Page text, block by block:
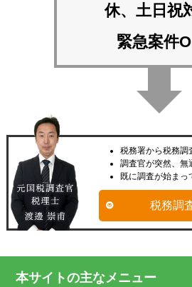
休、土日祝
緊急案件
税務署から税務調
調査官が突然、無
既に調査が始まっ
税務調
本サイトの主なメニュー